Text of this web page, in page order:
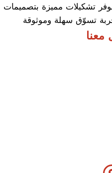
تشكيلات مميزة بتصميمات
تسوّق سهلة وموثوقة
معنا